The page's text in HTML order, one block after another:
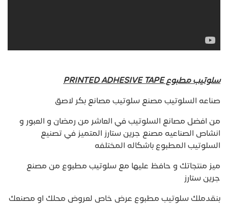
سلوتيب مطبوع PRINTED ADHESIVE TAPE
صناعه السلوتيب مصنع سلوتيب مصانع بكر لاصق
من افضل مصانع السلوتيب في العاشر من رمضان و العبور و
انشاص الصناعيه مصنع جرين ستارز المتميز في تصنيع
السلوتيب المطبوع باشكاله المختلفه
ميز منتجاتك و حافظ عليها مع سلوتيب مطبوع من مصنع
جرين ستارز
بنقدملك سلوتيب مطبوع عرض خاص لعروض محلك او مصنعك